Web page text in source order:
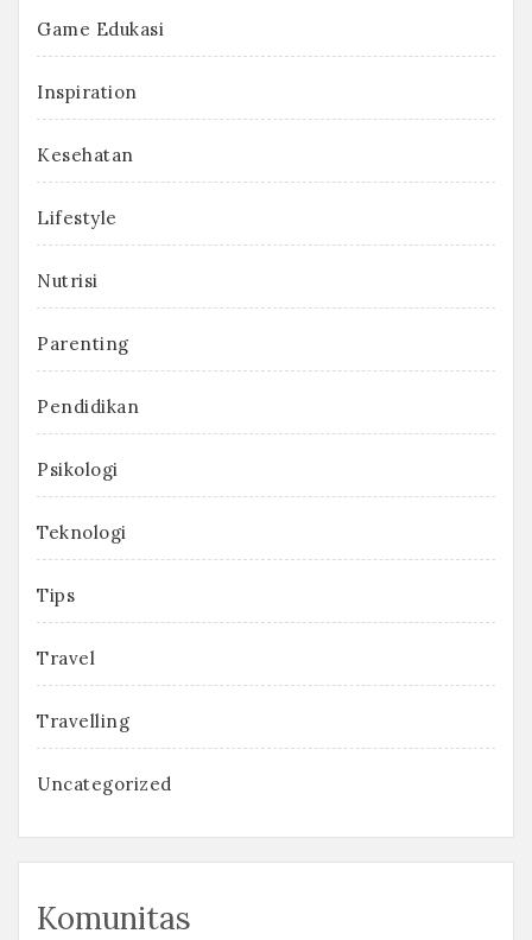
Game Edukasi
Inspiration
Kesehatan
Lifestyle
Nutrisi
Parenting
Pendidikan
Psikologi
Teknologi
Tips
Travel
Travelling
Uncategorized
Komunitas